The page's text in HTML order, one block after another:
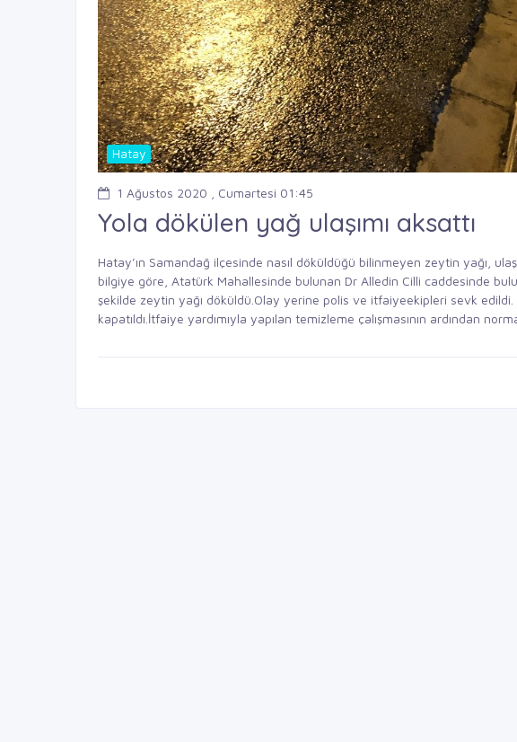
Hatay
1 Ağustos 2020 , Cumartesi 01:45
Yola dökülen yağ ulaşımı aksattı
Hatay’ın Samandağ ilçesinde nasıl döküldüğü bilinmeyen zeytin yağı,
bilgiye göre, Atatürk Mahallesinde bulunan Dr Alledin Cilli caddesinde
şekilde zeytin yağı döküldü.Olay yerine polis ve itfaiyeekipleri sevk
kapatıldı.İtfaiye yardımıyla yapılan temizleme çalışmasının ardından